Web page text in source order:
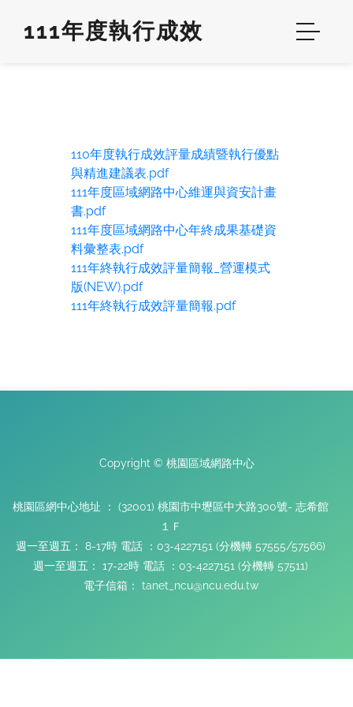
111年度執行成效
110年度執行成效評量成績暨執行優點
與精進建議表.pdf
111年度區域網路中心維運與資安計畫
書.pdf
111年度區域網路中心年終成果基礎資
料彙整表.pdf
111年終執行成效評量簡報_營運模式
版(NEW).pdf
111年終執行成效評量簡報.pdf
Copyright © 桃園區域網路中心
桃園區網中心地址 ： (32001) 桃園市中壢區中大路300號- 志希館
１Ｆ
週一至週五： 8-17時 電話 ：03-4227151 (分機轉 57555/57566)
週一至週五： 17-22時 電話 ：03-4227151 (分機轉 57511)
電子信箱： tanet_ncu@ncu.edu.tw